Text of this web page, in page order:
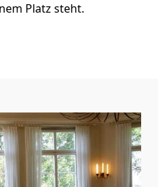
Platz steht.